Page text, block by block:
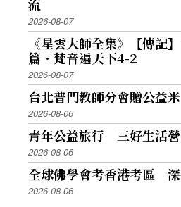
流
2026-08-07
《星雲大師全集》【傳
篇．梵音遍天下4-2
2026-08-07
台北普門教師分會贈公益
2026-08-06
青年公益旅行 三好生活
2026-08-06
全球佛學會考香港考區
2026-08-06